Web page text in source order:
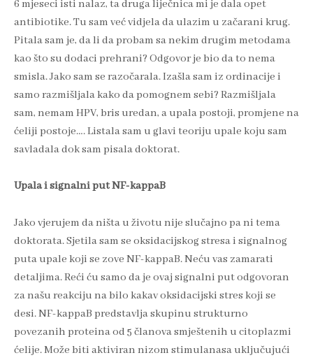
6 mjeseci isti nalaz, ta druga liječnica mi je dala opet
antibiotike. Tu sam već vidjela da ulazim u začarani krug.
Pitala sam je, da li da probam sa nekim drugim metodama
kao što su dodaci prehrani? Odgovor je bio da to nema
smisla. Jako sam se razočarala. Izašla sam iz ordinacije i
samo razmišljala kako da pomognem sebi? Razmišljala
sam, nemam HPV, bris uredan, a upala postoji, promjene na
ćeliji postoje…. Listala sam u glavi teoriju upale koju sam
savladala dok sam pisala doktorat.
Upala i signalni put NF-kappaB
Jako vjerujem da ništa u životu nije slučajno pa ni tema
doktorata. Sjetila sam se oksidacijskog stresa i signalnog
puta upale koji se zove NF-kappaB. Neću vas zamarati
detaljima. Reći ću samo da je ovaj signalni put odgovoran
za našu reakciju na bilo kakav oksidacijski stres koji se
desi. NF-kappaB predstavlja skupinu strukturno
povezanih proteina od 5 članova smještenih u citoplazmi
ćelije. Može biti aktiviran nizom stimulanasa uključujući